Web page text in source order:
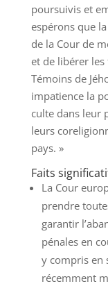
poursuivis et
espérons que
de la Cour de
et de libérer
Témoins de
impatience la
culte dans leur
leurs
pays. »
Faits
La Cour
prendre
garantir
pénales en
y compris en
récemment